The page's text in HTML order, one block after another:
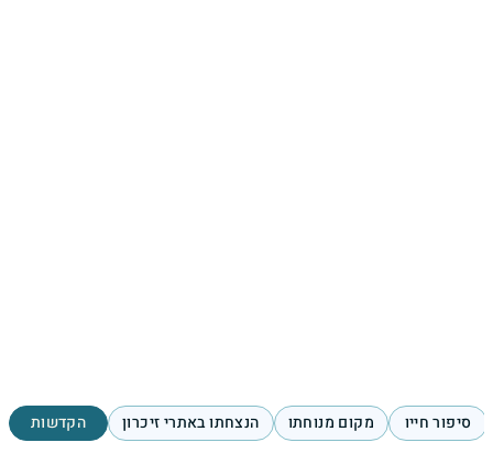
סיפור חייו מקום מנוחתו הנצחתו באתרי זיכרון הקדשות